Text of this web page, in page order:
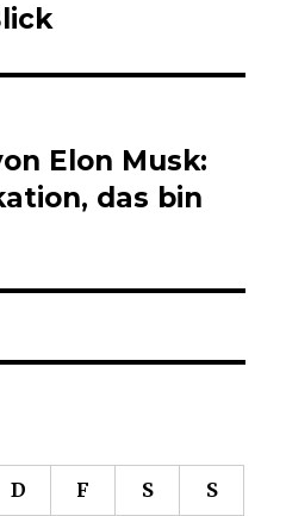
Elon Musk:
das bin
D F S S